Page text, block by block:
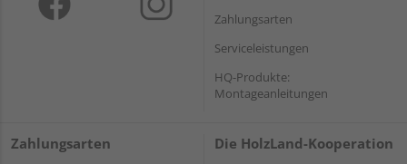
Zahlungsarten
Serviceleistungen
HQ-Produkte:
Montageanleitungen
Zahlungsarten Die HolzLand-Kooperation